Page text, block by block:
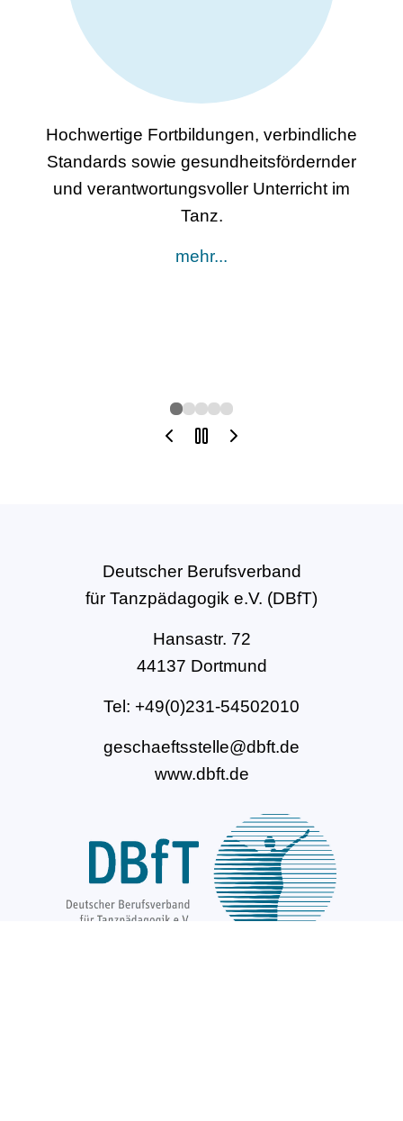
Schutz der Persönlichkeit, sichere
Lernräume, respektvolle Praxis sowie
aktives Eintreten gegen Diskriminierung
und für Inklusion.
mehr...
Deutscher Berufsverband
für Tanzpädagogik e.V. (DBfT)
Hansastr. 72
44137 Dortmund
Tel: +49(0)231-54502010
geschaeftsstelle@dbft.de
www.dbft.de